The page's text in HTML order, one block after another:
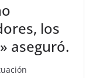
los
aseguró.